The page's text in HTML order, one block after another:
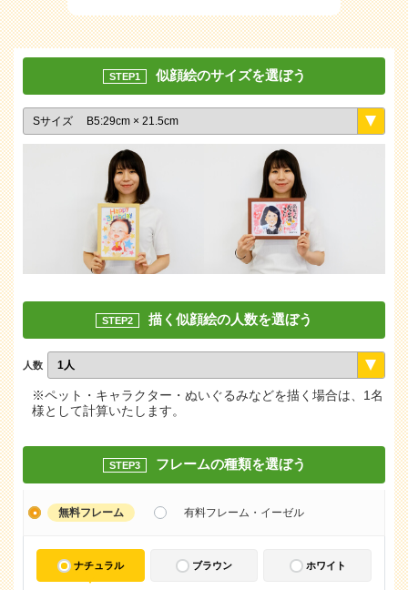
STEP1 似顔絵のサイズを選ぼう
STEP2 描く似顔絵の人数を選ぼう
人数
※ペット・キャラクター・ぬいぐるみなどを描く場合は、1名
様として計算いたします。
STEP3 フレームの種類を選ぼう
無料フレーム 有料フレーム・イーゼル
ナチュラル ブラウン ホワイト